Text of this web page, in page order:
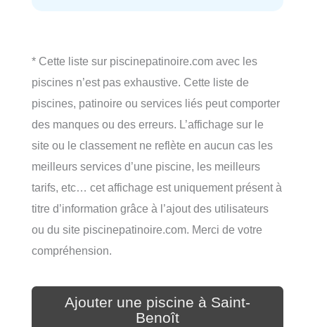
* Cette liste sur piscinepatinoire.com avec les
piscines n’est pas exhaustive. Cette liste de
piscines, patinoire ou services liés peut comporter
des manques ou des erreurs. L’affichage sur le
site ou le classement ne reflète en aucun cas les
meilleurs services d’une piscine, les meilleurs
tarifs, etc… cet affichage est uniquement présent à
titre d’information grâce à l’ajout des utilisateurs
ou du site piscinepatinoire.com. Merci de votre
compréhension.
Ajouter une piscine à Saint-
Benoît